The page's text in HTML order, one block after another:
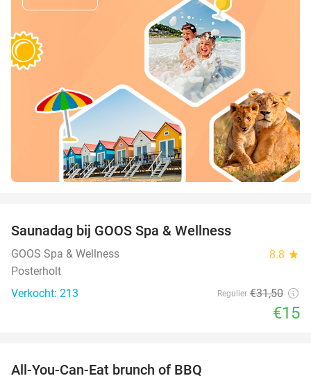
Saunadag bij GOOS Spa & Wellness
GOOS Spa & Wellness 8.8 star
Posterholt
Verkocht: 213
Regulier €31,50
€15
All-You-Can-Eat brunch of BBQ